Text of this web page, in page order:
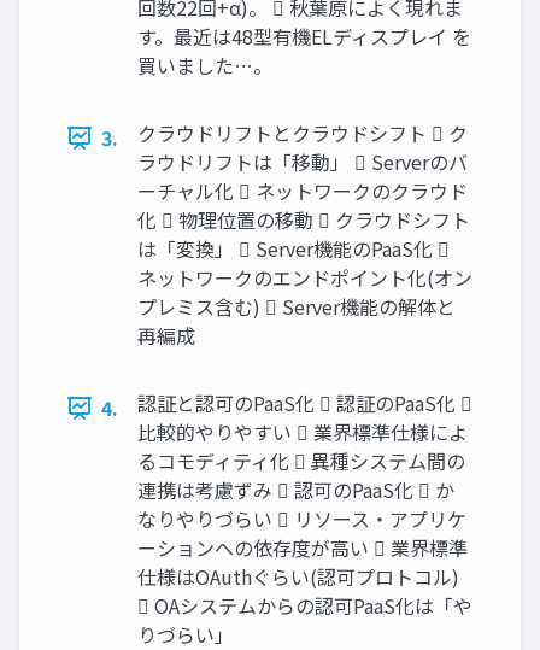
回数22回+α)。  秋葉原によく現れま
す。最近は48型有機ELディスプレイ を
買いました…。
3.
クラウドリフトとクラウドシフト  ク
ラウドリフトは「移動」  Serverのバ
ーチャル化  ネットワークのクラウド
化  物理位置の移動  クラウドシフト
は「変換」  Server機能のPaaS化 
ネットワークのエンドポイント化(オン
プレミス含む)  Server機能の解体と
再編成
4.
認証と認可のPaaS化  認証のPaaS化 
比較的やりやすい  業界標準仕様によ
るコモディティ化  異種システム間の
連携は考慮ずみ  認可のPaaS化  か
なりやりづらい  リソース・アプリケ
ーションへの依存度が高い  業界標準
仕様はOAuthぐらい(認可プロトコル)
 OAシステムからの認可PaaS化は「や
りづらい」